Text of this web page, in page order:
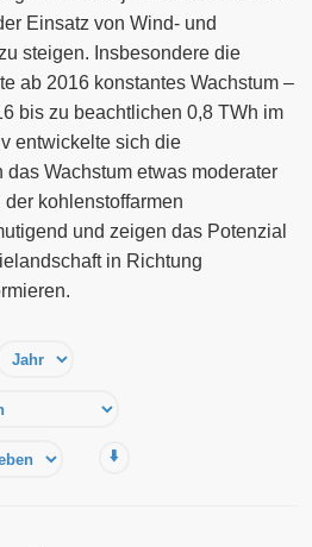
Einsatz von Wind- und
steigen. Insbesondere die
ab 2016 konstantes Wachstum –
bis zu beachtlichen 0,8 TWh im
entwickelte sich die
Wachstum etwas moderater
kohlenstoffarmen
und zeigen das Potenzial
in Richtung
⬇️